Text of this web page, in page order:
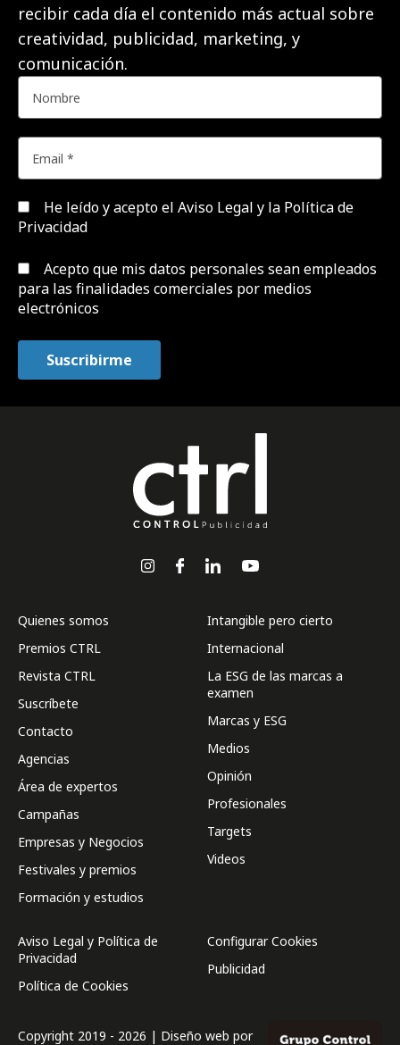
recibir cada día el contenido más actual sobre
creatividad, publicidad, marketing, y
comunicación.
He leído y acepto el Aviso Legal y la Política de
Privacidad
Acepto que mis datos personales sean empleados
para las finalidades comerciales por medios
electrónicos
Quienes somos
Premios CTRL
Revista CTRL
Suscríbete
Contacto
Agencias
Área de expertos
Campañas
Empresas y Negocios
Festivales y premios
Formación y estudios
Intangible pero cierto
Internacional
La ESG de las marcas a
examen
Marcas y ESG
Medios
Opinión
Profesionales
Targets
Videos
Aviso Legal y Política de
Privacidad
Política de Cookies
Configurar Cookies
Publicidad
Copyright 2019 - 2026 | Diseño web por